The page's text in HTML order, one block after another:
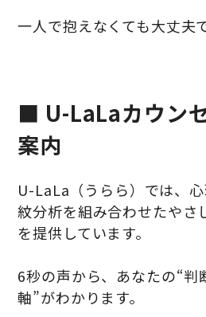
一人で抱えなくても大丈夫で
■ U-LaLaカウン
案内
U-LaLa（うらら）では、
紋分析を組み合わせたやさ
を提供しています。
6秒の声から、あなたの“判
軸”がわかります。